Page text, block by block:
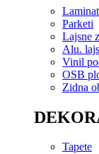
Parketi
Lajsne
Alu.
Vinil
OSB
Zidna
Tapete